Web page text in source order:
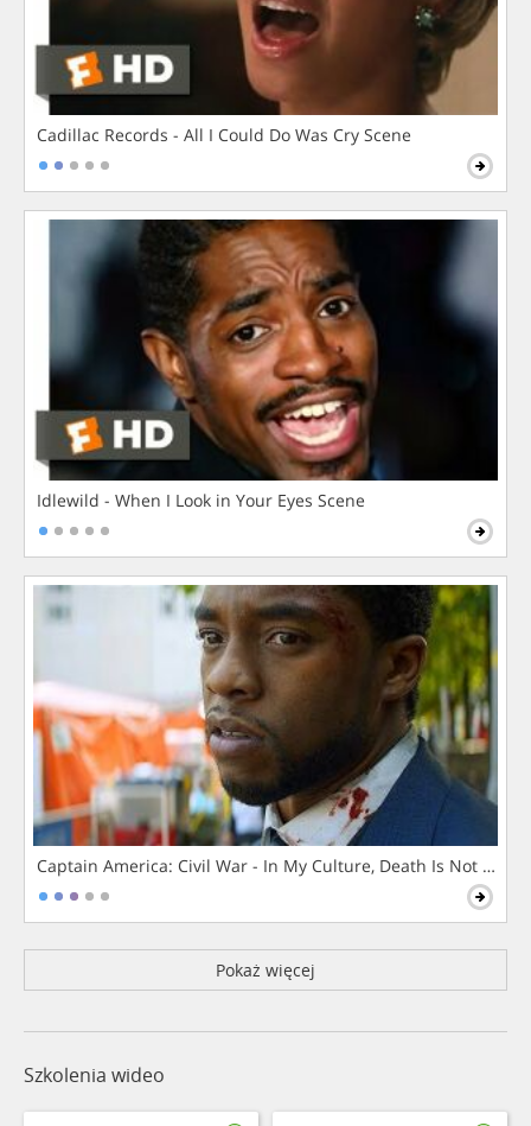
Cadillac Records - All I Could Do Was Cry Scene
Idlewild - When I Look in Your Eyes Scene
Captain America: Civil War - In My Culture, Death Is Not The
Pokaż więcej
Szkolenia wideo